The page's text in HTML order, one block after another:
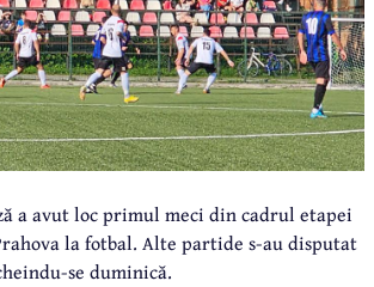
a avut loc primul meci din cadrul etapei
la fotbal. Alte partide s-au disputat
se duminică.